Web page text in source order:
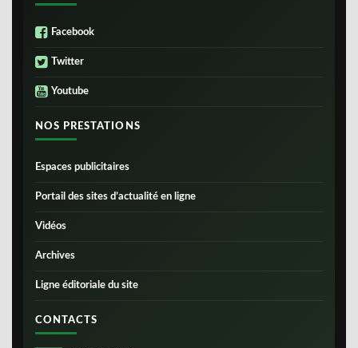
Facebook
Twitter
Youtube
NOS PRESTATIONS
Espaces publicitaires
Portail des sites d’actualité en ligne
Vidéos
Archives
Ligne éditoriale du site
CONTACTS